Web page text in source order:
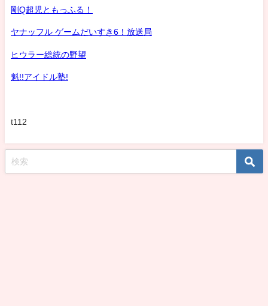
剛Q超児ともっふる！
ヤナッフル ゲームだいすき6！放送局
ヒウラー総統の野望
魁!!アイドル塾!
t112